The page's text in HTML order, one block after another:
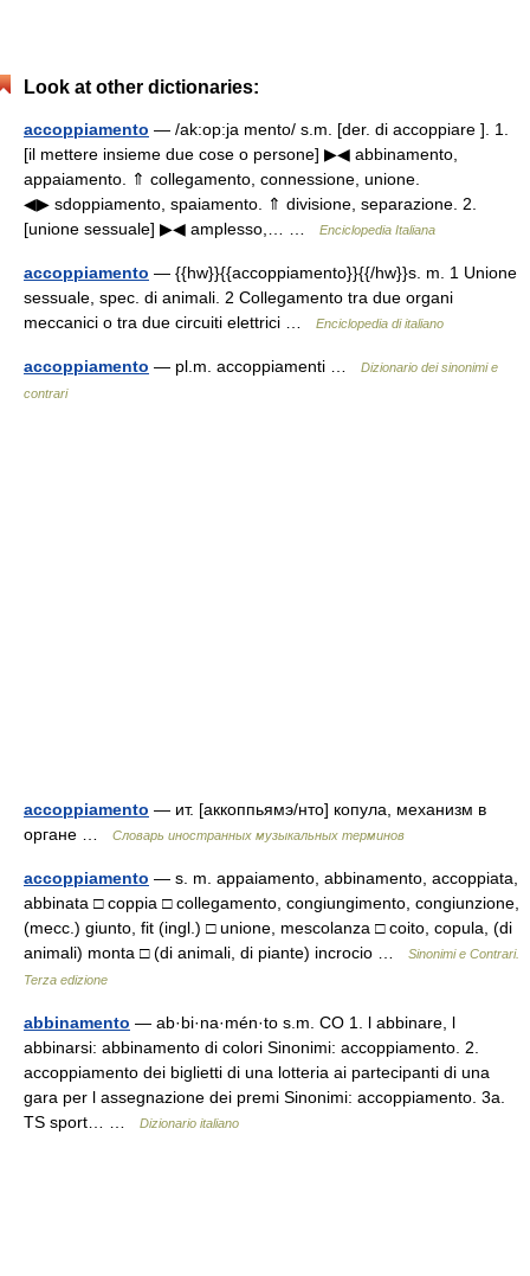
Look at other dictionaries:
accoppiamento — /ak:op:ja mento/ s.m. [der. di accoppiare ]. 1.
[il mettere insieme due cose o persone] ▶◀ abbinamento,
appaiamento. ⇑ collegamento, connessione, unione.
◀▶ sdoppiamento, spaiamento. ⇑ divisione, separazione. 2.
[unione sessuale] ▶◀ amplesso,… …
Enciclopedia Italiana
accoppiamento — {{hw}}{{accoppiamento}}{{/hw}}s. m. 1 Unione
sessuale, spec. di animali. 2 Collegamento tra due organi
meccanici o tra due circuiti elettrici …
Enciclopedia di italiano
accoppiamento — pl.m. accoppiamenti …
Dizionario dei sinonimi e
contrari
accoppiamento — ит. [аккоппьямэ/нто] копула, механизм в
органе …
Словарь иностранных музыкальных терминов
accoppiamento — s. m. appaiamento, abbinamento, accoppiata,
abbinata □ coppia □ collegamento, congiungimento, congiunzione,
(mecc.) giunto, fit (ingl.) □ unione, mescolanza □ coito, copula, (di
animali) monta □ (di animali, di piante) incrocio …
Sinonimi e Contrari.
Terza edizione
abbinamento — ab·bi·na·mén·to s.m. CO 1. l abbinare, l
abbinarsi: abbinamento di colori Sinonimi: accoppiamento. 2.
accoppiamento dei biglietti di una lotteria ai partecipanti di una
gara per l assegnazione dei premi Sinonimi: accoppiamento. 3a.
TS sport… …
Dizionario italiano